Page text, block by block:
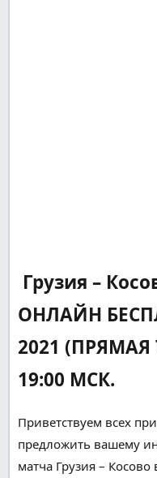
Грузия –
ОНЛАЙН
2021
19:00 МСК.
Приветствуем всех
предложить вашему
матча Грузия –